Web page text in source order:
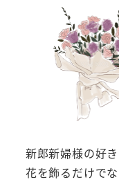
新郎新婦様の好
花を飾るだけで